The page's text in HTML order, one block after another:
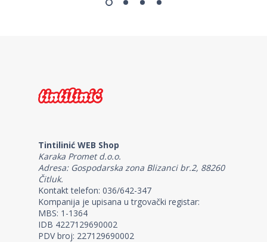
Tintilinić WEB Shop
Karaka Promet d.o.o.
Adresa: Gospodarska zona Blizanci br.2, 88260
Čitluk.
Kontakt telefon: 036/642-347
Kompanija je upisana u trgovački registar:
MBS: 1-1364
IDB 4227129690002
PDV broj: 227129690002